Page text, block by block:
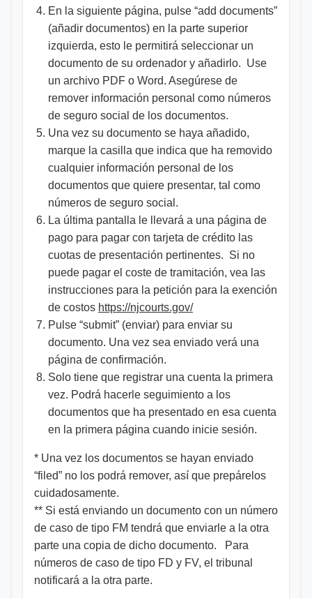
En la siguiente página, pulse “add documents”
(añadir documentos) en la parte superior
izquierda, esto le permitirá seleccionar un
documento de su ordenador y añadirlo. Use
un archivo PDF o Word. Asegúrese de
remover información personal como números
de seguro social de los documentos.
Una vez su documento se haya añadido,
marque la casilla que indica que ha removido
cualquier información personal de los
documentos que quiere presentar, tal como
números de seguro social.
La última pantalla le llevará a una página de
pago para pagar con tarjeta de crédito las
cuotas de presentación pertinentes. Si no
puede pagar el coste de tramitación, vea las
instrucciones para la petición para la exención
de costos https://njcourts.gov/
Pulse “submit” (enviar) para enviar su
documento. Una vez sea enviado verá una
página de confirmación.
Solo tiene que registrar una cuenta la primera
vez. Podrá hacerle seguimiento a los
documentos que ha presentado en esa cuenta
en la primera página cuando inicie sesión.
* Una vez los documentos se hayan enviado
“filed” no los podrá remover, así que prepárelos
cuidadosamente.
** Si está enviando un documento con un número
de caso de tipo FM tendrá que enviarle a la otra
parte una copia de dicho documento. Para
números de caso de tipo FD y FV, el tribunal
notificará a la otra parte.​​​​​​​​